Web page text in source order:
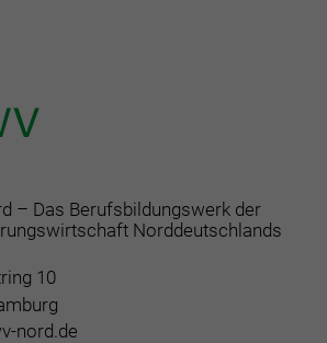
– Das Berufsbildungswerk der
Norddeutschlands
10
nord.de